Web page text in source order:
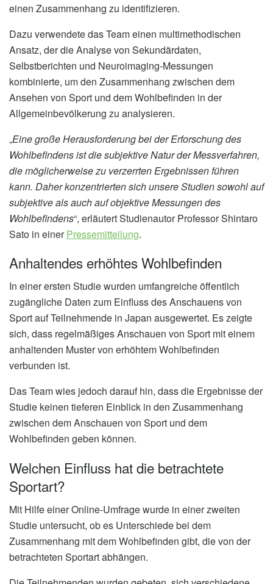
einen Zusammenhang zu identifizieren.
Dazu verwendete das Team einen multimethodischen
Ansatz, der die Analyse von Sekundärdaten,
Selbstberichten und Neuroimaging-Messungen
kombinierte, um den Zusammenhang zwischen dem
Ansehen von Sport und dem Wohlbefinden in der
Allgemeinbevölkerung zu analysieren.
„Eine große Herausforderung bei der Erforschung des
Wohlbefindens ist die subjektive Natur der Messverfahren,
die möglicherweise zu verzerrten Ergebnissen führen
kann. Daher konzentrierten sich unsere Studien sowohl auf
subjektive als auch auf objektive Messungen des
Wohlbefindens“, erläutert Studienautor Professor Shintaro
Sato in einerPressemitteilung.
Anhaltendes erhöhtes Wohlbefinden
In einer ersten Studie wurden umfangreiche öffentlich
zugängliche Daten zum Einfluss des Anschauens von
Sport auf Teilnehmende in Japan ausgewertet. Es zeigte
sich, dass regelmäßiges Anschauen von Sport mit einem
anhaltenden Muster von erhöhtem Wohlbefinden
verbunden ist.
Das Team wies jedoch darauf hin, dass die Ergebnisse der
Studie keinen tieferen Einblick in den Zusammenhang
zwischen dem Anschauen von Sport und dem
Wohlbefinden geben können.
Welchen Einfluss hat die betrachtete
Sportart?
Mit Hilfe einer Online-Umfrage wurde in einer zweiten
Studie untersucht, ob es Unterschiede bei dem
Zusammenhang mit dem Wohlbefinden gibt, die von der
betrachteten Sportart abhängen.